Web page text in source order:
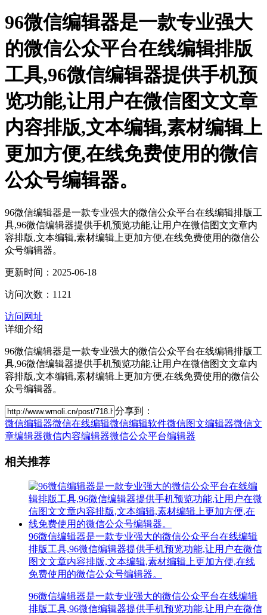
96微信编辑器是一款专业强大
的微信公众平台在线编辑排版
工具,96微信编辑器提供手机预
览功能,让用户在微信图文文章
内容排版,文本编辑,素材编辑上
更加方便,在线免费使用的微信
公众号编辑器。
96微信编辑器是一款专业强大的微信公众平台在线编辑排版工
具,96微信编辑器提供手机预览功能,让用户在微信图文文章内
容排版,文本编辑,素材编辑上更加方便,在线免费使用的微信公
众号编辑器。
更新时间：2025-06-18
访问次数：1121
访问网址
详细介绍
96微信编辑器是一款专业强大的微信公众平台在线编辑排版工
具,96微信编辑器提供手机预览功能,让用户在微信图文文章内
容排版,文本编辑,素材编辑上更加方便,在线免费使用的微信公
众号编辑器。
分享到：
微信编辑器微信在线编辑微信编辑软件微信图文编辑器微信文
章编辑器微信内容编辑器微信公众平台编辑器
相关推荐
96微信编辑器是一款专业强大的微信公众平台在线编辑
排版工具,96微信编辑器提供手机预览功能,让用户在微信
图文文章内容排版,文本编辑,素材编辑上更加方便,在线
免费使用的微信公众号编辑器。
96微信编辑器是一款专业强大的微信公众平台在线编辑
排版工具,96微信编辑器提供手机预览功能,让用户在微信